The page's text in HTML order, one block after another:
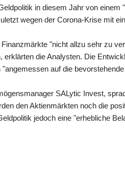
in diesem Jahr von einem
wegen der Corona-Krise mit
"nicht allzu sehr zu
erklärten die Analysten. Die
auf die
SALytic Invest,
den Aktienmärkten noch die
jedoch eine "erhebliche